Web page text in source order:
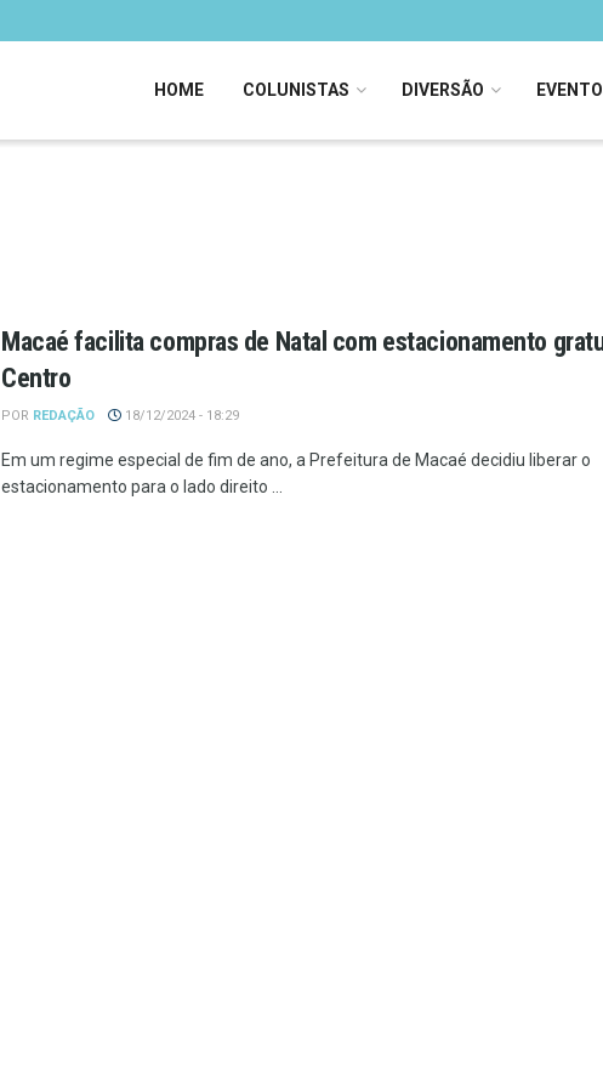
HOME COLUNISTAS DIVERSÃO
Macaé facilita compras de Natal com estacionamento
Centro
POR REDAÇÃO 18/12/2024 - 18:29
Em um regime especial de fim de ano, a Prefeitura de Macaé decidiu liberar o
estacionamento para o lado direito ...